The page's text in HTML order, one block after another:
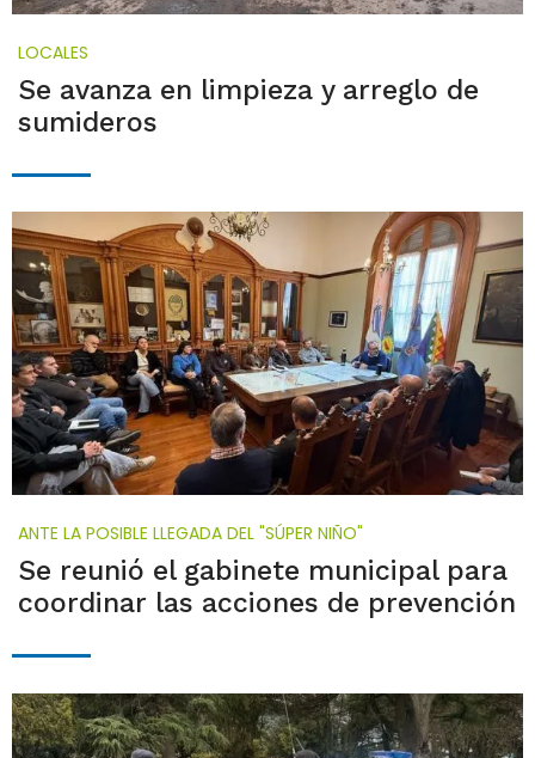
LOCALES
Se avanza en limpieza y arreglo de
sumideros
ANTE LA POSIBLE LLEGADA DEL "SÚPER NIÑO"
Se reunió el gabinete municipal para
coordinar las acciones de prevención